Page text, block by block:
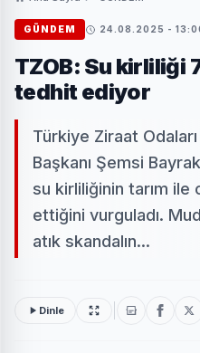
GÜNDEM 24.08.2025 -
TZOB: Su kirliliği
tedhit ediyor
Türkiye Ziraat
Başkanı Şemsi
su kirliliğinin tarım ile
ettiğini vurguladı.
atık skandalın...
Dinle